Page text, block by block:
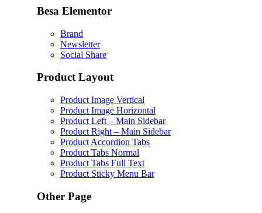
Besa Elementor
Brand
Newsletter
Social Share
Product Layout
Product Image Vertical
Product Image Horizontal
Product Left – Main Sidebar
Product Right – Main Sidebar
Product Accordion Tabs
Product Tabs Normal
Product Tabs Full Text
Product Sticky Menu Bar
Other Page